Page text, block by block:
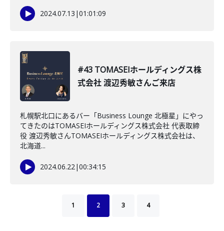
2024.07.13 |01:01:09
#43 TOMASEIホールディングス株
式会社 渡辺秀敏さんご来店
札幌駅北口にあるバー「Business Lounge 北極星」にやっ
てきたのはTOMASEIホールディングス株式会社 代表取締
役 渡辺秀敏さんTOMASEIホールディングス株式会社は、
北海道...
2024.06.22|00:34:15
1 2 3 4